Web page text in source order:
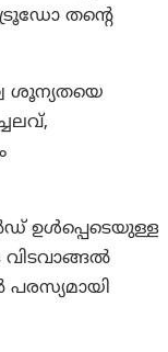
ട്രൂഡോ തൻ്റെ
ശൂന്യതയെ
ഉൾപ്പെടെയുള്ള
വിടവാങ്ങൽ
പരസ്യമായി